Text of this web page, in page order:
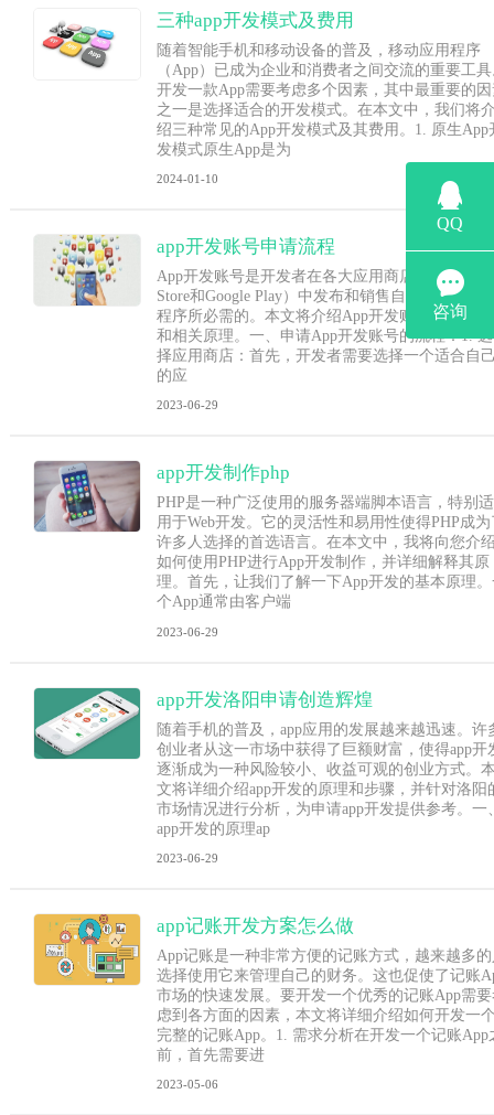
三种app开发模式及费用
随着智能手机和移动设备的普及，移动应用程序
（App）已成为企业和消费者之间交流的重要工
开发一款App需要考虑多个因素，其中最重要的
之一是选择适合的开发模式。在本文中，我们将
绍三种常见的App开发模式及其费用。1. 原生App
发模式原生App是为
2024-01-10
app开发账号申请流程
App开发账号是开发者在各大应用商店（如App
Store和Google Play）中发布和销售自己开发的应
程序所必需的。本文将介绍App开发账号的申请
和相关原理。一、申请App开发账号的流程：1. 选
择应用商店：首先，开发者需要选择一个适合自
的应
2023-06-29
app开发制作php
PHP是一种广泛使用的服务器端脚本语言，特别适
用于Web开发。它的灵活性和易用性使得PHP成为
许多人选择的首选语言。在本文中，我将向您介
如何使用PHP进行App开发制作，并详细解释其原
理。首先，让我们了解一下App开发的基本原理
个App通常由客户端
2023-06-29
app开发洛阳申请创造辉煌
随着手机的普及，app应用的发展越来越迅速。许
创业者从这一市场中获得了巨额财富，使得app开
逐渐成为一种风险较小、收益可观的创业方式。
文将详细介绍app开发的原理和步骤，并针对洛阳
市场情况进行分析，为申请app开发提供参考。一
app开发的原理ap
2023-06-29
app记账开发方案怎么做
App记账是一种非常方便的记账方式，越来越多
选择使用它来管理自己的财务。这也促使了记账
市场的快速发展。要开发一个优秀的记账App需
虑到各方面的因素，本文将详细介绍如何开发一
完整的记账App。1. 需求分析在开发一个记账App
前，首先需要进
2023-05-06